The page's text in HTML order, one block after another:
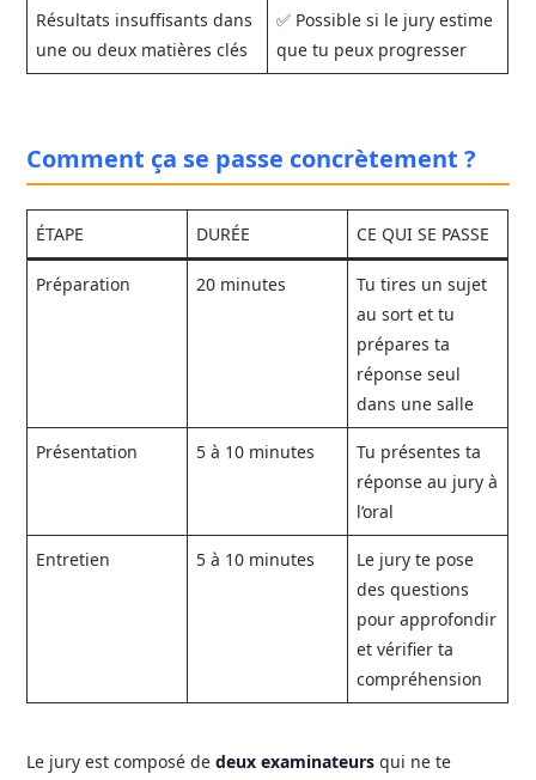
Résultats insuffisants dans
une ou deux matières clés
✅ Possible si le jury estime
que tu peux progresser
Comment ça se passe concrètement ?
ÉTAPE DURÉE CE QUI SE PASSE
Préparation 20 minutes
Tu tires un sujet
au sort et tu
prépares ta
réponse seul
dans une salle
Présentation 5 à 10 minutes
Tu présentes ta
réponse au jury à
l’oral
Entretien 5 à 10 minutes
Le jury te pose
des questions
pour approfondir
et vérifier ta
compréhension
Le jury est composé dedeux examinateurs qui ne te